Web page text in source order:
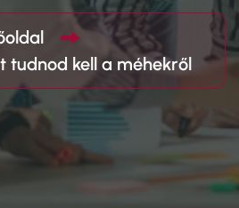
tudnod kell a méhekről